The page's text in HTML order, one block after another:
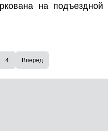
на подъездной
4 Вперед